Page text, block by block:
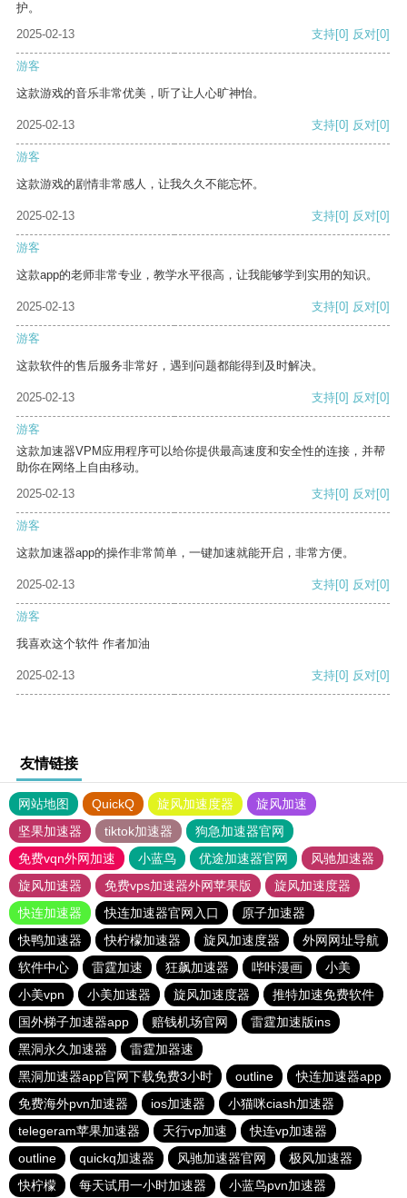
护。
2025-02-13
支持[0] 反对[0]
游客
这款游戏的音乐非常优美，听了让人心旷神怡。
2025-02-13 支持[0] 反对[0]
游客
这款游戏的剧情非常感人，让我久久不能忘怀。
2025-02-13 支持[0] 反对[0]
游客
这款app的老师非常专业，教学水平很高，让我能够学到实用的知识。
2025-02-13 支持[0] 反对[0]
游客
这款软件的售后服务非常好，遇到问题都能得到及时解决。
2025-02-13 支持[0] 反对[0]
游客
这款加速器VPM应用程序可以给你提供最高速度和安全性的连接，并帮
助你在网络上自由移动。
2025-02-13
支持[0] 反对[0]
游客
这款加速器app的操作非常简单，一键加速就能开启，非常方便。
2025-02-13 支持[0] 反对[0]
游客
我喜欢这个软件 作者加油
2025-02-13 支持[0] 反对[0]
友情链接
网站地图 QuickQ 旋风加速度器
旋风加速
坚果加速器
tiktok加速器
狗急加速器官网
免费vqn外网加速
小蓝鸟 优途加速器官网
风驰加速器
旋风加速器
免费vps加速器外网苹果版
旋风加速度器
快连加速器
快连加速器官网入口
原子加速器
快鸭加速器
快柠檬加速器 旋风加速度器
外网网址导航
软件中心
雷霆加速 狂飙加速器 哔咔漫画
小美
小美vpn
小美加速器 旋风加速度器
推特加速免费软件
国外梯子加速器app
赔钱机场官网
雷霆加速版ins
黑洞永久加速器
雷霆加器速
黑洞加速器app官网下载免费3小时
outline
快连加速器app
免费海外pvn加速器
ios加速器
小猫咪ciash加速器
telegeram苹果加速器
天行vp加速
快连vp加速器
outline
quickq加速器 风驰加速器官网
极风加速器
快柠檬
每天试用一小时加速器 小蓝鸟pvn加速器